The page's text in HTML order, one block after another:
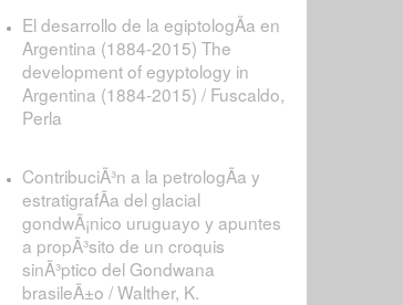
El desarrollo de la egiptologÃ­a en
Argentina (1884-2015) The
development of egyptology in
Argentina (1884-2015) / Fuscaldo,
Perla
ContribuciÃ³n a la petrologÃ­a y
estratigrafÃ­a del glacial
gondwÃ¡nico uruguayo y apuntes
a propÃ³sito de un croquis
sinÃ³ptico del Gondwana
brasileÃ±o / Walther, K.